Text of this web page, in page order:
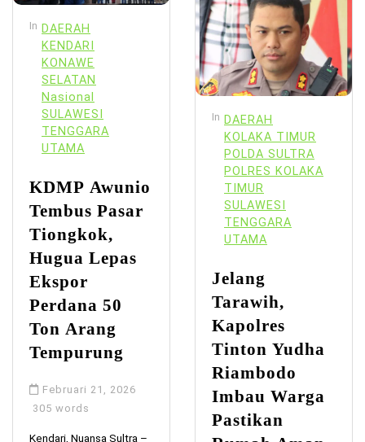
In DAERAH
KENDARI
KONAWE
SELATAN
Nasional
SULAWESI
TENGGARA
UTAMA
KDMP Awunio
Tembus Pasar
Tiongkok,
Hugua Lepas
Ekspor
Perdana 50
Ton Arang
Tempurung
Februari 21, 2026
305 words
Kendari, Nuansa Sultra –
In DAERAH
KOLAKA TIMUR
POLDA SULTRA
POLRES KOLAKA
TIMUR
SULAWESI
TENGGARA
UTAMA
Jelang
Tarawih,
Kapolres
Tinton Yudha
Riambodo
Imbau Warga
Pastikan